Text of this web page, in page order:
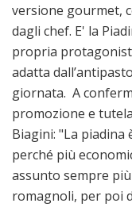
versione gourmet,
dagli chef. E' la
propria
adatta
giornata. A
promozione e
Biagini: "La
perché più
assunto sempre
romagnoli, per poi